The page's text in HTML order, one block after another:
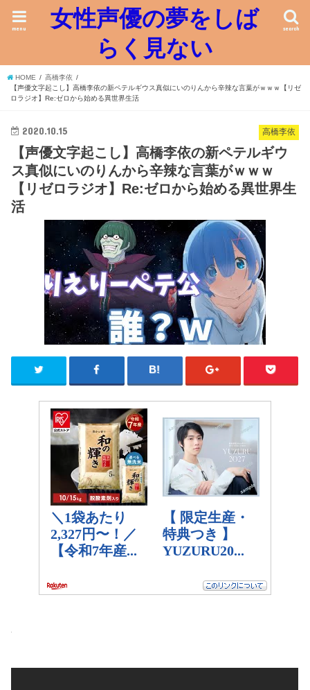
女性声優の夢をしば
らく見ない
search
menu
HOME
高橋李依
【声優文字起こし】高橋李依の新ペテルギウス真似にいのりんから辛辣な言葉がｗｗｗ【リゼ
ロラジオ】Re:ゼロから始める異世界生活
高橋李依
2020.10.15
【声優文字起こし】高橋李依の新ペテルギウ
ス真似にいのりんから辛辣な言葉がｗｗｗ
【リゼロラジオ】Re:ゼロから始める異世界生
活